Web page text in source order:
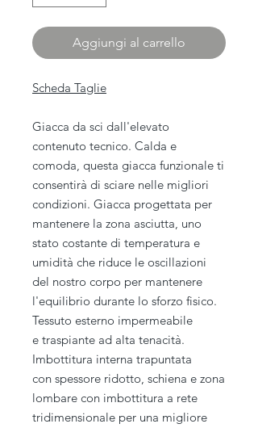
Aggiungi al carrello
Scheda Taglie
Giacca da sci dall'elevato
contenuto tecnico. Calda e
comoda, questa giacca funzionale ti
consentirà di sciare nelle migliori
condizioni. Giacca progettata per
mantenere la zona asciutta, uno
stato costante di temperatura e
umidità che riduce le oscillazioni
del nostro corpo per mantenere
l'equilibrio durante lo sforzo fisico.
Tessuto esterno impermeabile
e traspiante ad alta tenacità.
Imbottitura interna trapuntata
con spessore ridotto, schiena e zona
lombare con imbottitura a rete
tridimensionale per una migliore